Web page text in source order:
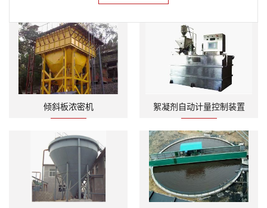
倾斜板浓密机 絮凝剂自动计量控制装置